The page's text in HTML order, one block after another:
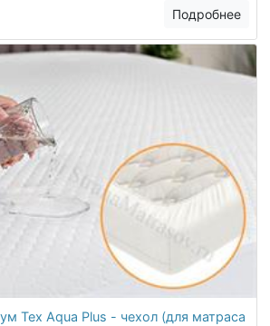
Подробнее
Tex Aqua Plus - чехол (для матраса